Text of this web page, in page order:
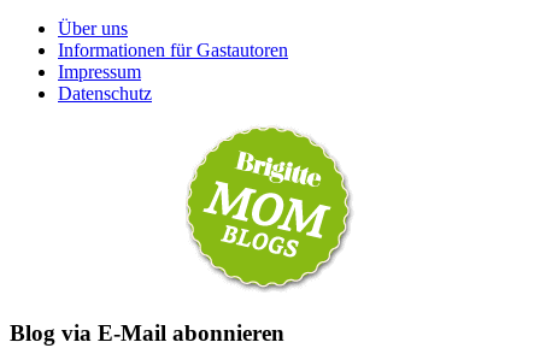
Über uns
Informationen für Gastautoren
Impressum
Datenschutz
Blog via E-Mail abonnieren